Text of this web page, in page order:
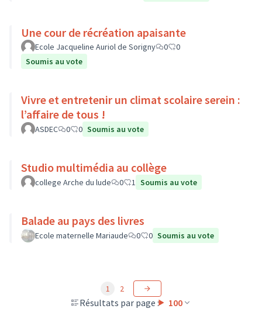
Une cour de récréation apaisante
Ecole Jacqueline Auriol de Sorigny 0
0
Soumis au vote
Vivre et entretenir un climat scolaire serein :
l’affaire de tous !
ASDEC 0 0 Soumis au vote
Studio multimédia au collège
college Arche du lude 0 1 Soumis au vote
Balade au pays des livres
Ecole maternelle Mariaude 0 0 Soumis au vote
Résultats par page : 100
1 2